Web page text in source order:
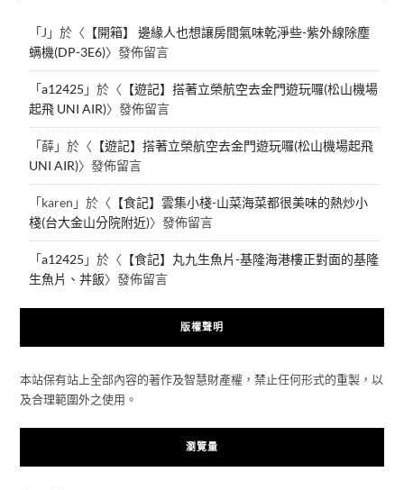
「J 」於〈 【開箱】 邊緣人也想讓房間氣味乾淨些-紫外線除塵
螨機(DP-3E6)〉發佈留言
「a12425 」於〈 【遊記】搭著立榮航空去金門遊玩囉(松山機場
起飛 UNI AIR)〉發佈留言
「薛」於〈 【遊記】搭著立榮航空去金門遊玩囉(松山機場起飛
UNI AIR)〉發佈留言
「karen 」於〈 【食記】雲集小棧-山菜海菜都很美味的熱炒小
棧(台大金山分院附近)〉發佈留言
「a12425 」於〈 【食記】丸九生魚片-基隆海港樓正對面的基隆
生魚片、丼飯〉發佈留言
版權聲明
本站保有站上全部內容的著作及智慧財產權，禁止任何形式的重製，以
及合理範圍外之使用。
瀏覽量